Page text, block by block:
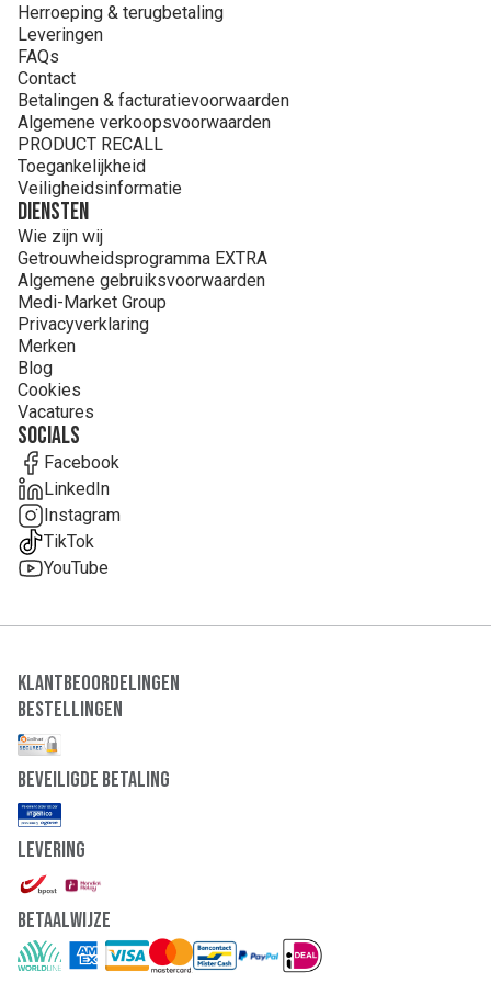
Herroeping & terugbetaling
Leveringen
FAQs
Contact
Betalingen & facturatievoorwaarden
Algemene verkoopsvoorwaarden
PRODUCT RECALL
Toegankelijkheid
Veiligheidsinformatie
Diensten
Wie zijn wij
Getrouwheidsprogramma EXTRA
Algemene gebruiksvoorwaarden
Medi-Market Group
Privacyverklaring
Merken
Blog
Cookies
Vacatures
Socials
Facebook
LinkedIn
Instagram
TikTok
YouTube
Klantbeoordelingen
Bestellingen
Beveiligde Betaling
Levering
Betaalwijze